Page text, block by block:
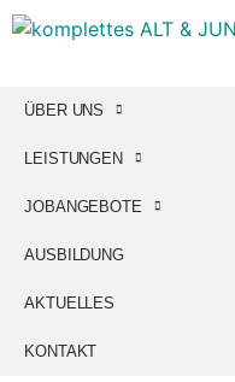
ÜBER UNS
LEISTUNGEN
JOBANGEBOTE
AUSBILDUNG
AKTUELLES
KONTAKT